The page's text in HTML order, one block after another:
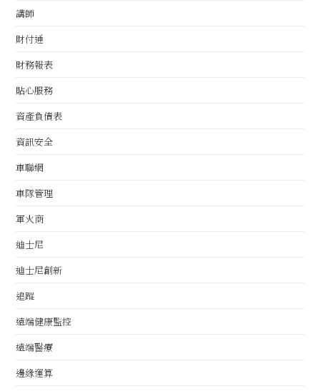
講師
財付通
財務報表
貼心服務
資產負債表
資訊安全
車聯網
車隊管理
軍火商
迪士尼
迪士尼創新
追蹤
遠端健康監控
遠端醫療
邊緣運算